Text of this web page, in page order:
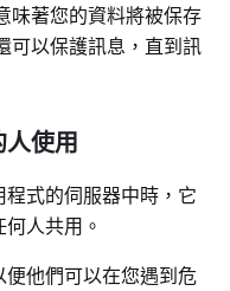
味著您的資料將被保存
可以保護訊息，直到訊
使用
式的伺服器中時，它
人共用。
他們可以在您遇到危